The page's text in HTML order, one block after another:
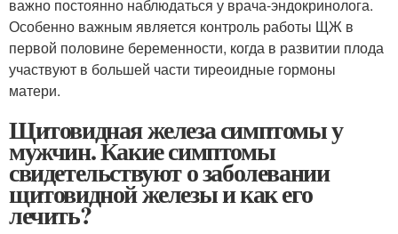
важно постоянно наблюдаться у врача-эндокринолога.
Особенно важным является контроль работы ЩЖ в
первой половине беременности, когда в развитии плода
участвуют в большей части тиреоидные гормоны
матери.
Щитовидная железа симптомы у
мужчин. Какие симптомы
свидетельствуют о заболевании
щитовидной железы и как его
лечить?